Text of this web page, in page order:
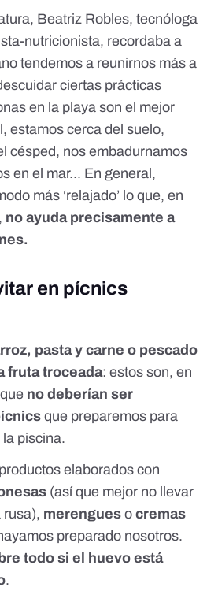
Beatriz Robles, tecnóloga
nutricionista, recordaba a
tendemos a reunirnos más a
ciertas prácticas
en la playa son el mejor
estamos cerca del suelo,
césped, nos embadurnamos
en el mar... En general,
más ‘relajado’ lo que, en
no ayuda precisamente a
en pícnics
pasta y carne o pescado
fruta troceada: estos son, en
no deberían ser
que preparemos para
piscina.
elaborados con
(así que mejor no llevar
rusa), merengues o cremas
preparado nosotros.
todo si el huevo está
.